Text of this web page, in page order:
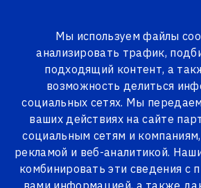
Мы используем файлы
анализировать трафик,
подходящий контент, а
возможность делиться
социальных сетях. Мы
ваших действиях на сайте
социальным сетям и
рекламой и веб-аналитикой.
комбинировать эти сведения с
вами информацией, а также
ВСЕ ТОВАРЫ
Penosil
PENOSIL Premium Gunfoam
полиуретановая пена